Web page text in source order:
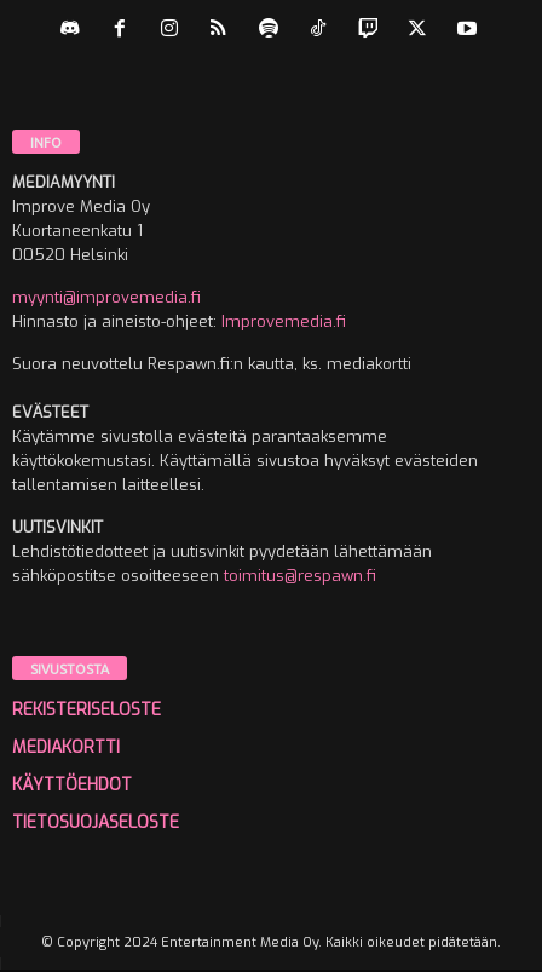
INFO
MEDIAMYYNTI
Improve Media Oy
Kuortaneenkatu 1
00520 Helsinki
myynti@improvemedia.fi
Hinnasto ja aineisto-ohjeet: Improvemedia.fi
Suora neuvottelu Respawn.fi:n kautta, ks. mediakortti
EVÄSTEET
Käytämme sivustolla evästeitä parantaaksemme
käyttökokemustasi. Käyttämällä sivustoa hyväksyt evästeiden
tallentamisen laitteellesi.
UUTISVINKIT
Lehdistötiedotteet ja uutisvinkit pyydetään lähettämään
sähköpostitse osoitteeseentoimitus@respawn.fi
SIVUSTOSTA
REKISTERISELOSTE
MEDIAKORTTI
KÄYTTÖEHDOT
TIETOSUOJASELOSTE
© Copyright 2024 Entertainment Media Oy. Kaikki oikeudet pidätetään.